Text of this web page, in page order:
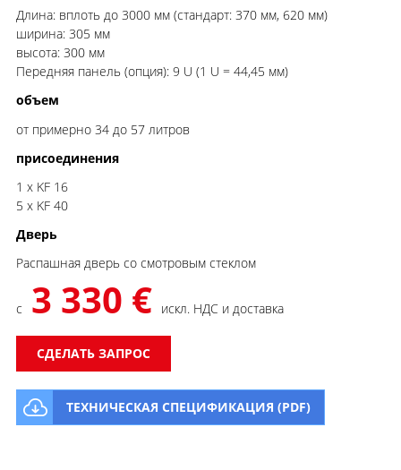
Длина: вплоть до 3000 мм (стандарт: 370 мм, 620 мм)
ширина: 305 мм
высота: 300 мм
Передняя панель (опция): 9 U (1 U = 44,45 мм)
объем
от примерно 34 до 57 литров
присоединения
1 x KF 16
5 x KF 40
Дверь
Распашная дверь со смотровым стеклом
с 3 330 € искл. НДС и доставка
СДЕЛАТЬ ЗАПРОС
ТЕХНИЧЕСКАЯ СПЕЦИФИКАЦИЯ (PDF)